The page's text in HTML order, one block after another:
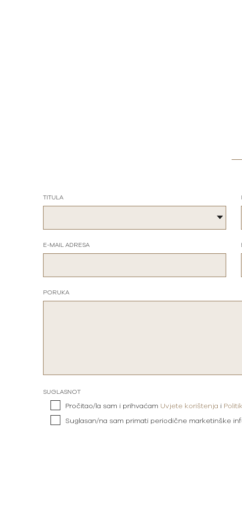
TITULA
E-MAIL ADRESA
PORUKA
SUGLASNOT
Pročitao/la sam i prihvaćam Uvjete korištenja i
Suglasan/na sam primati periodične marketinške